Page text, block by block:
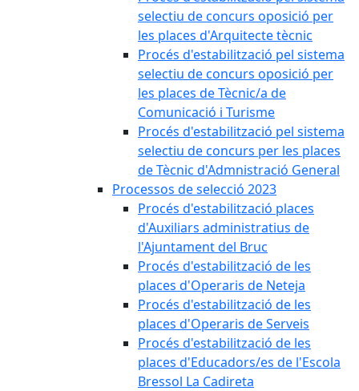
selectiu de concurs oposició per
les places d'Arquitecte tècnic
Procés d'estabilització pel sistema
selectiu de concurs oposició per
les places de Tècnic/a de
Comunicació i Turisme
Procés d'estabilització pel sistema
selectiu de concurs per les places
de Tècnic d'Admnistració General
Processos de selecció 2023
Procés d'estabilització places
d'Auxiliars administratius de
l'Ajuntament del Bruc
Procés d'estabilització de les
places d'Operaris de Neteja
Procés d'estabilització de les
places d'Operaris de Serveis
Procés d'estabilització de les
places d'Educadors/es de l'Escola
Bressol La Cadireta